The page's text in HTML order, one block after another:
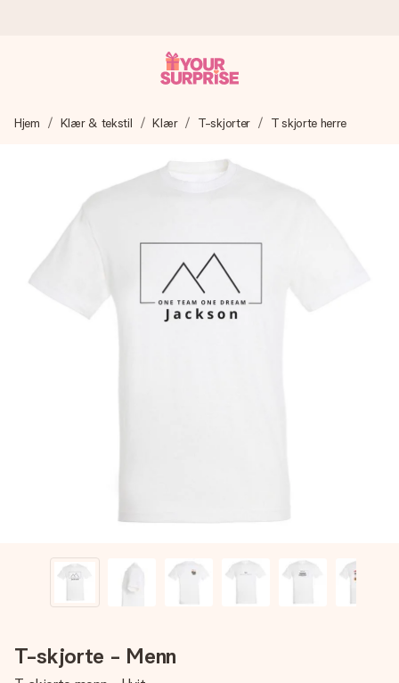
Vi lager dine gaver med omtanke og sender den avgårde så
4,5 (basert på +15 000 anmeldelser)
Gavene våre inspirerer. Kundene gir oss 4,5 på Google
Reviews.
Hjem Klær & tekstil Klær T-skjorter T skjorte herre
T-skjorte - Menn